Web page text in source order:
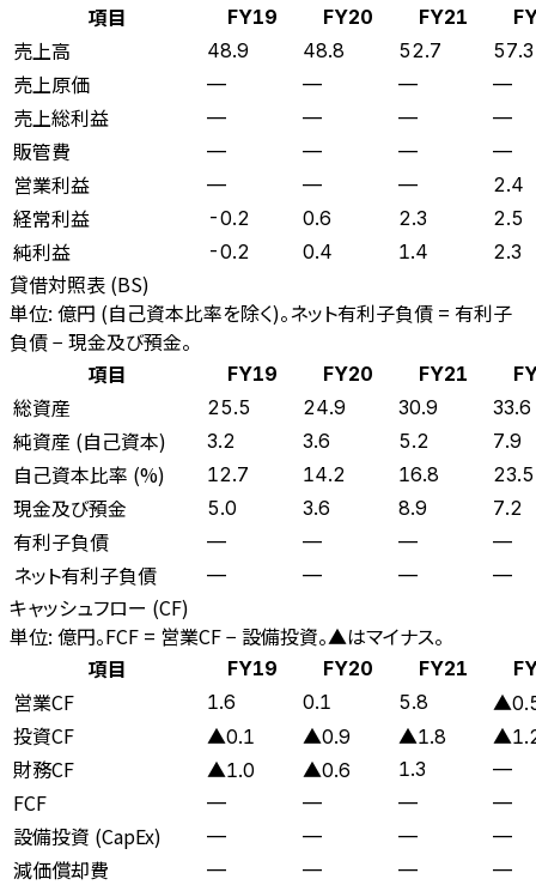
項目
FY19 FY20 FY21
売上高 48.9 48.8 52.7 57.3
売上原価 — — — —
売上総利益 — — — —
販管費 — — — —
営業利益 — — — 2.4
経常利益 -0.2 0.6 2.3 2.5
純利益 -0.2 0.4 1.4 2.3
貸借対照表 (BS)
単位: 億円 (自己資本比率を除く)。ネット有利子負債 = 有利子
負債 − 現金及び預金。
項目
FY19 FY20 FY21
総資産 25.5 24.9 30.9 33.6
純資産 (自己資本) 3.2 3.6 5.2 7.9
自己資本比率 (%) 12.7 14.2 16.8 23.5
現金及び預金 5.0 3.6 8.9 7.2
有利子負債 — — — —
ネット有利子負債 — — — —
キャッシュフロー (CF)
単位: 億円。FCF = 営業CF − 設備投資。▲はマイナス。
項目
FY19 FY20 FY21
営業CF 1.6 0.1 5.8
投資CF ▲0.1 ▲0.9 ▲1.8
財務CF ▲1.0 ▲0.6 1.3 —
FCF — — — —
設備投資 (CapEx) — — — —
減価償却費 — — — —